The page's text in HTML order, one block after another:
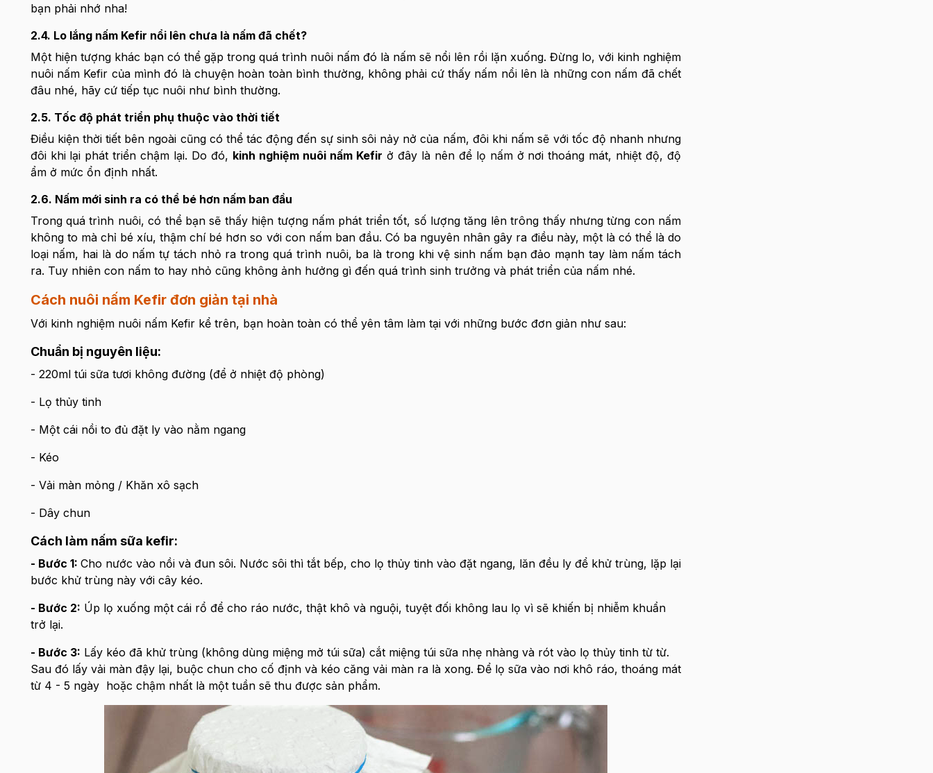
bạn phải nhớ nha!
2.4. Lo lắng nấm Kefir nổi lên chưa là nấm đã chết?
Một hiện tượng khác bạn có thể gặp trong quá trình nuôi nấm đó là nấm sẽ nổi lên rồi lặn xuống. Đừng lo, với kinh nghiệm
nuôi nấm Kefir của mình đó là chuyện hoàn toàn bình thường, không phải cứ thấy nấm nổi lên là những con nấm đã chết
đâu nhé, hãy cứ tiếp tục nuôi như bình thường.
2.5. Tốc độ phát triển phụ thuộc vào thời tiết
Điều kiện thời tiết bên ngoài cũng có thể tác động đến sự sinh sôi nảy nở của nấm, đôi khi nấm sẽ với tốc độ nhanh nhưng
đôi khi lại phát triển chậm lại. Do đó, kinh nghiệm nuôi nấm Kefir ở đây là nên để lọ nấm ở nơi thoáng mát, nhiệt độ, độ
ẩm ở mức ổn định nhất.
2.6. Nấm mới sinh ra có thể bé hơn nấm ban đầu
Trong quá trình nuôi, có thể bạn sẽ thấy hiện tượng nấm phát triển tốt, số lượng tăng lên trông thấy nhưng từng con nấm
không to mà chỉ bé xíu, thậm chí bé hơn so với con nấm ban đầu. Có ba nguyên nhân gây ra điều này, một là có thể là do
loại nấm, hai là do nấm tự tách nhỏ ra trong quá trình nuôi, ba là trong khi vệ sinh nấm bạn đảo mạnh tay làm nấm tách
ra. Tuy nhiên con nấm to hay nhỏ cũng không ảnh hưởng gì đến quá trình sinh trưởng và phát triển của nấm nhé.
Cách nuôi nấm Kefir đơn giản tại nhà
Với kinh nghiệm nuôi nấm Kefir kể trên, bạn hoàn toàn có thể yên tâm làm tại với những bước đơn giản như sau:
Chuẩn bị nguyên liệu:
- 220ml túi sữa tươi không đường (để ở nhiệt độ phòng)
- Lọ thủy tinh
- Một cái nồi to đủ đặt ly vào nằm ngang
- Kéo
- Vải màn mỏng / Khăn xô sạch
- Dây chun
Cách làm nấm sữa kefir:
- Bước 1: Cho nước vào nồi và đun sôi. Nước sôi thì tắt bếp, cho lọ thủy tinh vào đặt ngang, lăn đều ly để khử trùng, lặp lại
bước khử trùng này với cây kéo.
- Bước 2: Úp lọ xuống một cái rổ để cho ráo nước, thật khô và nguội, tuyệt đối không lau lọ vì sẽ khiến bị nhiễm khuẩn
trở lại.
- Bước 3: Lấy kéo đã khử trùng (không dùng miệng mở túi sữa) cắt miệng túi sữa nhẹ nhàng và rót vào lọ thủy tinh từ từ.
Sau đó lấy vải màn đậy lại, buộc chun cho cố định và kéo căng vải màn ra là xong. Để lọ sữa vào nơi khô ráo, thoáng mát
từ 4 - 5 ngày hoặc chậm nhất là một tuần sẽ thu được sản phẩm.